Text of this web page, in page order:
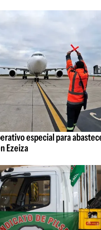
especial para
Ezeiza